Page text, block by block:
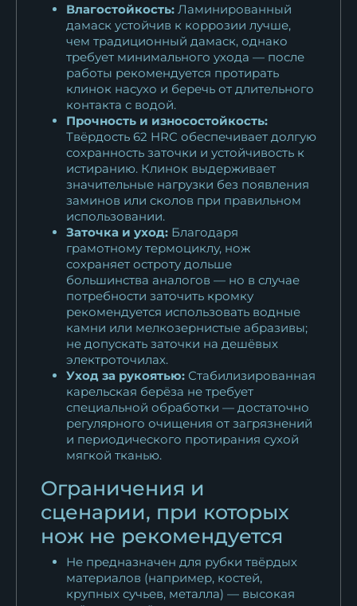
Влагостойкость: Ламинированный
дамаск устойчив к коррозии лучше,
чем традиционный дамаск, однако
требует минимального ухода — после
работы рекомендуется протирать
клинок насухо и беречь от длительного
контакта с водой.
Прочность и износостойкость:
Твёрдость 62 HRC обеспечивает долгую
сохранность заточки и устойчивость к
истиранию. Клинок выдерживает
значительные нагрузки без появления
заминов или сколов при правильном
использовании.
Заточка и уход: Благодаря
грамотному термоциклу, нож
сохраняет остроту дольше
большинства аналогов — но в случае
потребности заточить кромку
рекомендуется использовать водные
камни или мелкозернистые абразивы;
не допускать заточки на дешёвых
электроточилах.
Уход за рукоятью: Стабилизированная
карельская берёза не требует
специальной обработки — достаточно
регулярного очищения от загрязнений
и периодического протирания сухой
мягкой тканью.
Ограничения и
сценарии, при которых
нож не рекомендуется
Не предназначен для рубки твёрдых
материалов (например, костей,
крупных сучьев, металла) — высокая